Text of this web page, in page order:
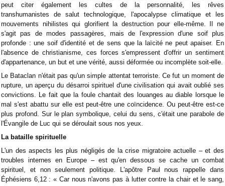
peut citer également les cultes de la personnalité, les rêves
transhumanistes de salut technologique, l'apocalypse climatique et les
mouvements nihilistes qui glorifient la destruction pour elle-même. Il ne
s'agit pas de modes passagères, mais de l'expression d'une soif plus
profonde : une soif d'identité et de sens que la laïcité ne peut apaiser. En
l'absence de christianisme, ces forces s'empressent d'offrir un sentiment
d'appartenance, un but et une vérité, aussi déformée ou incomplète soit-elle.
Le Bataclan n'était pas qu'un simple attentat terroriste. Ce fut un moment de
rupture, un aperçu du désarroi spirituel d'une civilisation qui avait oublié ses
convictions. Le fait que la foule chantait des louanges au diable lorsque le
mal s'est abattu sur elle est peut-être une coïncidence. Ou peut-être est-ce
plus profond. Sur le plan symbolique, celui du sens, c'était une parabole de
l'Évangile de Luc qui se déroulait sous nos yeux.
La bataille spirituelle
L'un des aspects les plus négligés de la crise migratoire actuelle – et des
troubles internes en Europe – est qu'en dessous se cache un combat
spirituel, et non seulement politique. L'apôtre Paul nous rappelle dans
Éphésiens 6,12 : « Car nous n'avons pas à lutter contre la chair et le sang,